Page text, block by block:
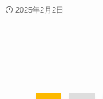
2025年2月2日